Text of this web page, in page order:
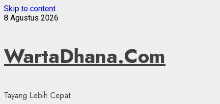
Skip to content
8 Agustus 2026
WartaDhana.Com
Tayang Lebih Cepat